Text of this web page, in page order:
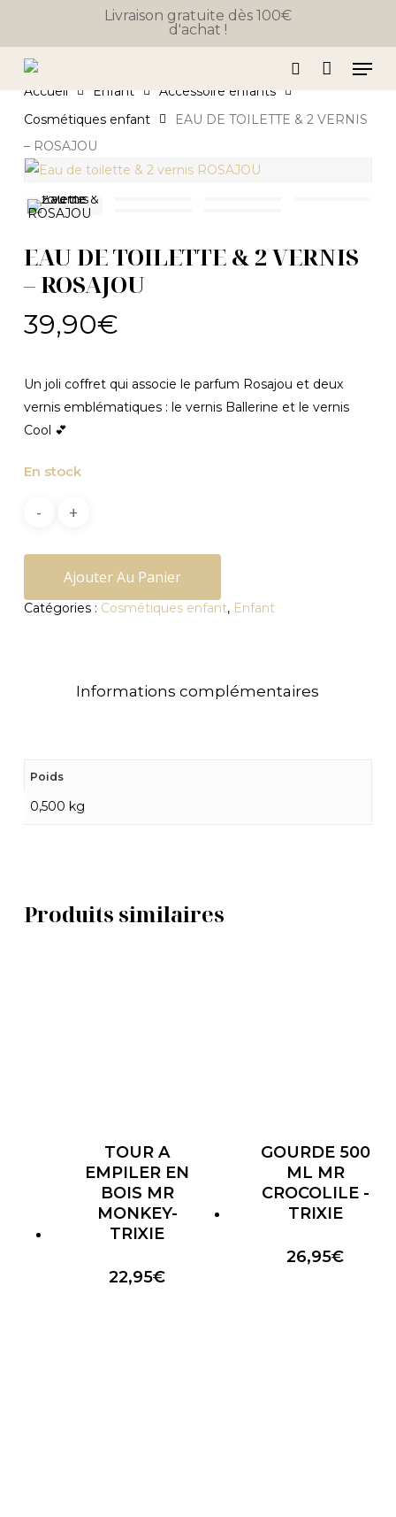
main
Livraison gratuite dès 100€
d'achat !
search
Accueil Enfant
Accessoire enfants
Cosmétiques enfant
EAU DE TOILETTE & 2 VERNIS
– ROSAJOU
EAU DE TOILETTE & 2 VERNIS
– ROSAJOU
39,90€
Un joli coffret qui associe le parfum Rosajou et deux
vernis emblématiques : le vernis Ballerine et le vernis
Cool 💕
En stock
Ajouter Au Panier
Catégories : Cosmétiques enfant, Enfant
Informations complémentaires
Poids
0,500 kg
Produits similaires
TOUR A
EMPILER EN
BOIS MR
MONKEY-
TRIXIE
22,95€
GOURDE 500
ML MR
CROCOLILE -
TRIXIE
26,95€